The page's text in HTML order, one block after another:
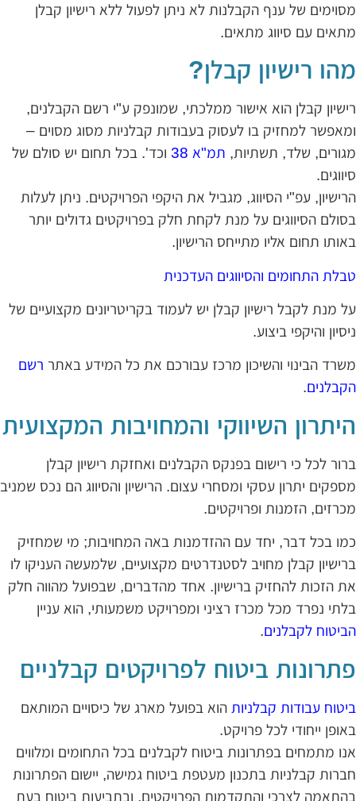
של ענף הקבלנות לא ניתן לפעול ללא רישיון קבלן
עם סיווג מתאים.
רישיון קבלן?
קבלן הוא אישור ממלכתי, שמונפק ע"י רשם הקבלנים,
למחזיק בו לעסוק בעבודות קבלניות מסוג מסוים –
שלד, תשתיות, תמ"א 38
וכד'. בכל תחום יש סולם של
עפ"י הסיווג, מגביל את היקפי הפרויקטים. ניתן לעלות
הסיווגים על מנת לקחת חלק בפרויקטים גדולים יותר
תחום אליו מתייחס הרישיון.
התחומים והסיווגים העדכנית
מנת לקבל רישיון קבלן יש לעמוד בקריטריונים מקצועיים של
והיקפי ביצוע.
הבינוי והשיכון מרכז עבורכם את כל המידע באתר רשם
.
השיווקי והמחויבות המקצועית
לכל כי רישום בפנקס הקבלנים ואחזקת רישיון קבלן
יתרון עסקי ומסחרי עצום. הרישיון והסיווג הם נכס שמניב
הזמנות ופרויקטים.
בכל דבר, יחד עם ההזדמנות באה המחויבות; מי שמחזיק
קבלן מחויב לסטנדרטים מקצועיים, שלמעשה העניקו לו
הזכות להחזיק ברישיון. אחד מהדברים, שבפועל מהווה חלק
נפרד מכל מכרז רציני ומפרויקט משמעותי, הוא עניין
לקבלנים.
ביטוח לפרויקטים קבלניים
עבודות קבלניותהוא בפועל מארג של כיסויים המותאם
ייחודי לכל פרויקט.
מתמחים בפתרונות ביטוח לקבלנים בכל התחומים ומלווים
קבלניות בתכנון מעטפת ביטוח גמישה, יישום הפתרונות
לצרכי והתקדמות הפרויקטים, ובתביעות ביטוח בעת